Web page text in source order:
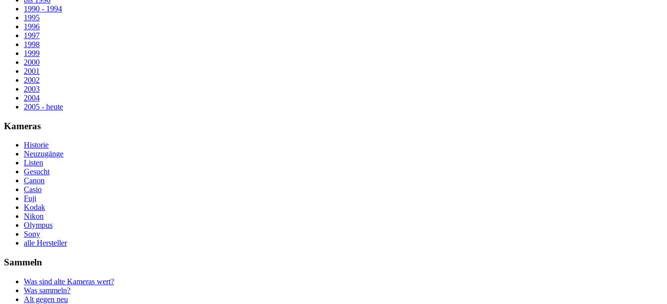
1990 - 1994
1995
1996
1997
1998
1999
2000
2001
2002
2003
2004
2005 - heute
Kameras
Historie
Neuzugänge
Listen
Gesucht
Canon
Casio
Fuji
Kodak
Nikon
Olympus
Sony
alle Hersteller
Sammeln
Was sind alte Kameras wert?
Was sammeln?
Alt gegen neu